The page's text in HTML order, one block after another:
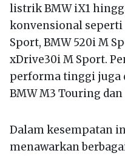
listrik BMW iX1
konvensional seperti
Sport, BMW 520i M
xDrive30i M Sport.
performa tinggi juga
BMW M3 Touring dan
Dalam kesempatan
menawarkan